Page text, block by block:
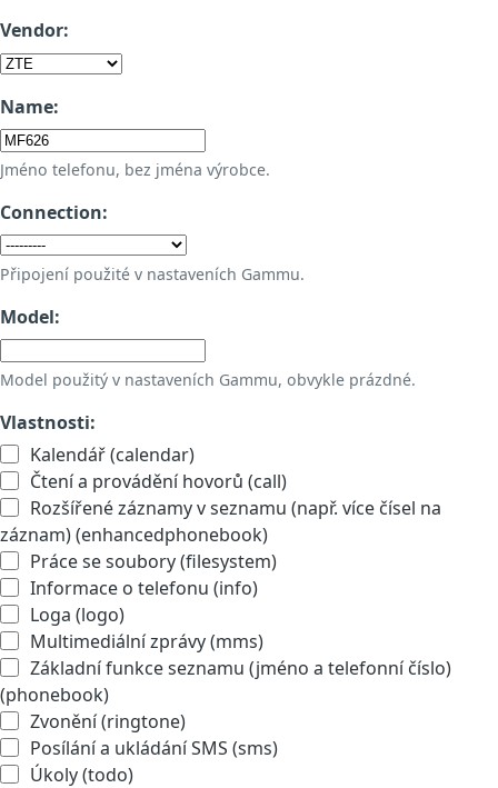
Vendor:
Name:
Jméno telefonu, bez jména výrobce.
Connection:
Připojení použité v nastaveních Gammu.
Model:
Model použitý v nastaveních Gammu, obvykle prázdné.
Vlastnosti:
Kalendář (calendar)
Čtení a provádění hovorů (call)
Rozšířené záznamy v seznamu (např. více čísel na
záznam) (enhancedphonebook)
Práce se soubory (filesystem)
Informace o telefonu (info)
Loga (logo)
Multimediální zprávy (mms)
Základní funkce seznamu (jméno a telefonní číslo)
(phonebook)
Zvonění (ringtone)
Posílání a ukládání SMS (sms)
Úkoly (todo)